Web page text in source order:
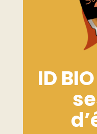
ID